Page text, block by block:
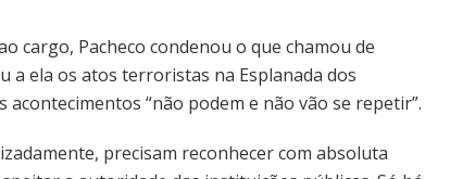
cargo, Pacheco condenou o que chamou de
a ela os atos terroristas na Esplanada dos
“não podem e não vão se repetir”.
precisam reconhecer com absoluta